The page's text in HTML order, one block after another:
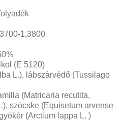
1,3800
(E 5120)
L.), lábszárvédő (Tussilago
(Matricaria recutita,
szöcske (Equisetum arvense
(Arctium lappa L. )